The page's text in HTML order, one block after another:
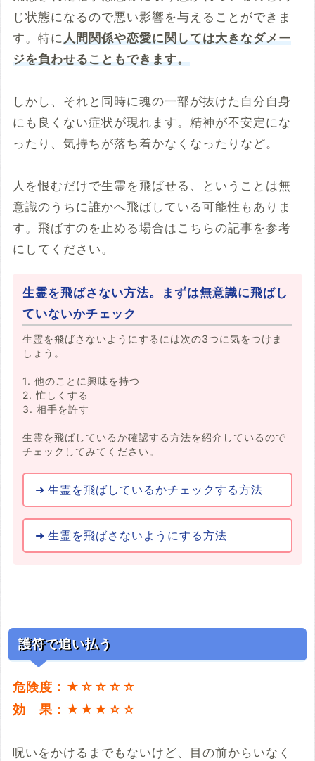
じ状態になるので悪い影響を与えることができま
す。特に人間関係や恋愛に関しては大きなダメー
ジを負わせることもできます。
しかし、それと同時に魂の一部が抜けた自分自身
にも良くない症状が現れます。精神が不安定にな
ったり、気持ちが落ち着かなくなったりなど。
人を恨むだけで生霊を飛ばせる、ということは無
意識のうちに誰かへ飛ばしている可能性もありま
す。飛ばすのを止める場合はこちらの記事を参考
にしてください。
生霊を飛ばさない方法。まずは無意識に飛ばし
ていないかチェック
生霊を飛ばさないようにするには次の3つに気をつけま
しょう。
1. 他のことに興味を持つ
2. 忙しくする
3. 相手を許す
生霊を飛ばしているか確認する方法を紹介しているので
チェックしてみてください。
生霊を飛ばしているかチェックする方法
生霊を飛ばさないようにする方法
護符で追い払う
危険度：★☆☆☆☆
効 果：★★★☆☆
呪いをかけるまでもないけど、目の前からいなく